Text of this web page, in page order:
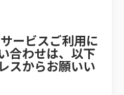
ービスご利用に
合わせは、以下
スからお願いい